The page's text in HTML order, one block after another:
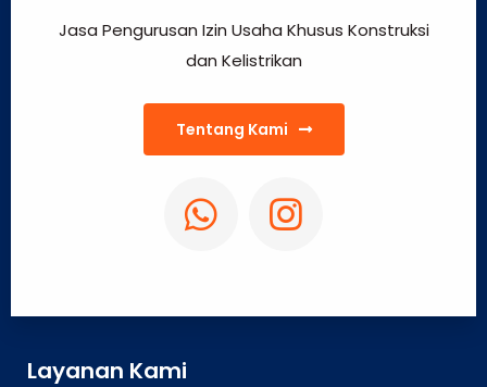
Jasa Pengurusan Izin Usaha Khusus Konstruksi
dan Kelistrikan
Tentang Kami
Layanan Kami